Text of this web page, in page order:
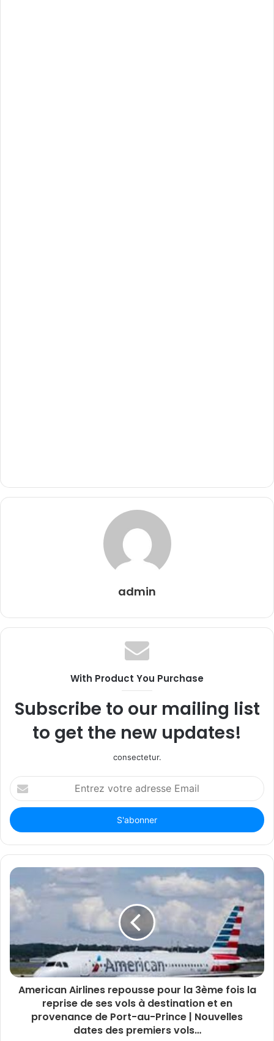
admin
With Product You Purchase
Subscribe to our mailing list
to get the new updates!
consectetur.
Entrez
votre
adresse
Email
American Airlines repousse pour la 3ème fois la
reprise de ses vols à destination et en
provenance de Port-au-Prince | Nouvelles
dates des premiers vols…